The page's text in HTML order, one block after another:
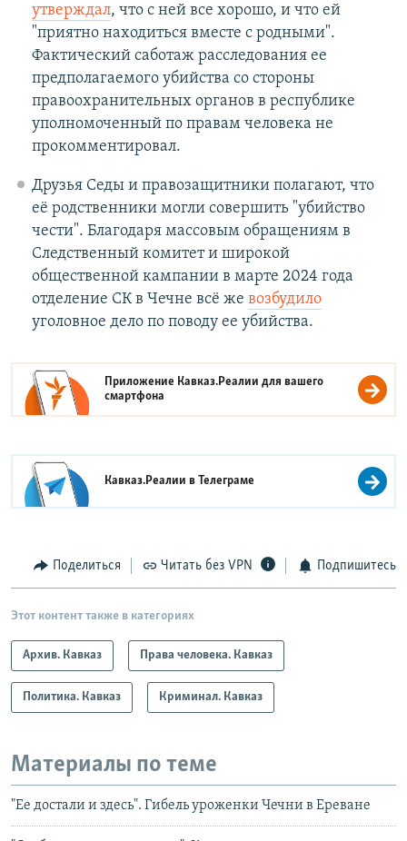
утверждал, что с ней все хорошо, и что ей
"приятно находиться вместе с родными".
Фактический саботаж расследования ее
предполагаемого убийства со стороны
правоохранительных органов в республике
уполномоченный по правам человека не
прокомментировал.
Друзья Седы и правозащитники полагают, что
её родственники могли совершить "убийство
чести". Благодаря массовым обращениям в
Следственный комитет и широкой
общественной кампании в марте 2024 года
отделение СК в Чечне всё же возбудило
уголовное дело по поводу ее убийства.
Приложение Кавказ.Реалии для вашего
смартфона
Кавказ.Реалии вТелеграме
Поделиться Читать без VPN Подпишитесь
Этот контент также в категориях
Архив. Кавказ Права человека. Кавказ
Политика. Кавказ Криминал. Кавказ
Материалы по теме
"Ее достали и здесь". Гибель уроженки Чечни в Ереване